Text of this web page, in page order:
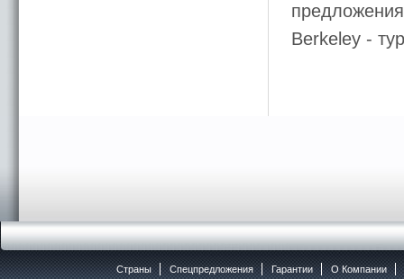
Berkeley -
Страны Спецпредложения Гарантии O Компании